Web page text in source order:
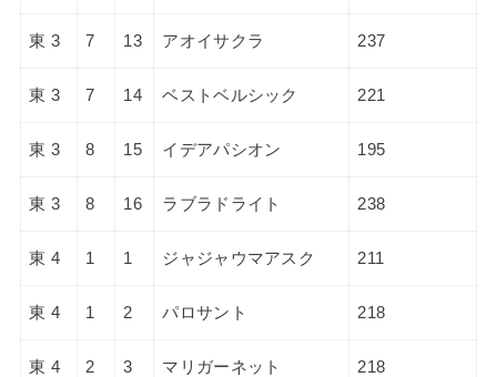
東 3 7 13 アオイサクラ 237
東 3 7 14 ベストベルシック 221
東 3 8 15 イデアパシオン 195
東 3 8 16 ラブラドライト 238
東 4 1 1 ジャジャウマアスク 211
東 4 1 2 パロサント 218
東 4 2 3 マリガーネット 218